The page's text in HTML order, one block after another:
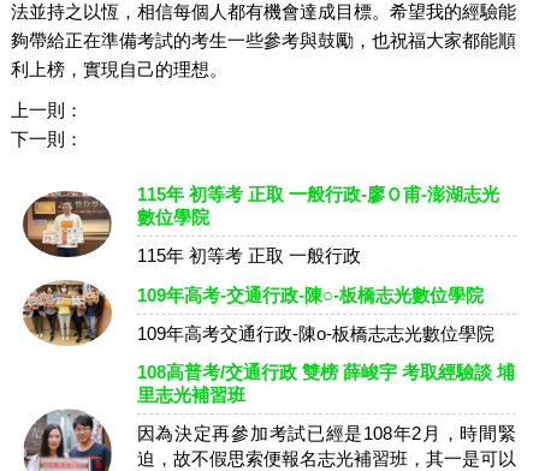
法並持之以恆，相信每個人都有機會達成目標。希望我的經驗能
夠帶給正在準備考試的考生一些參考與鼓勵，也祝福大家都能順
利上榜，實現自己的理想。
上一則：
下一則：
115年 初等考 正取 一般行政-廖Ｏ甫-澎湖志光
數位學院
115年 初等考 正取 一般行政
109年高考-交通行政-陳○-板橋志光數位學院
109年高考交通行政-陳o-板橋志志光數位學院
108高普考/交通行政 雙榜 薛峻宇 考取經驗談 埔
里志光補習班
因為決定再參加考試已經是108年2月，時間緊
迫，故不假思索便報名志光補習班，其一是可以